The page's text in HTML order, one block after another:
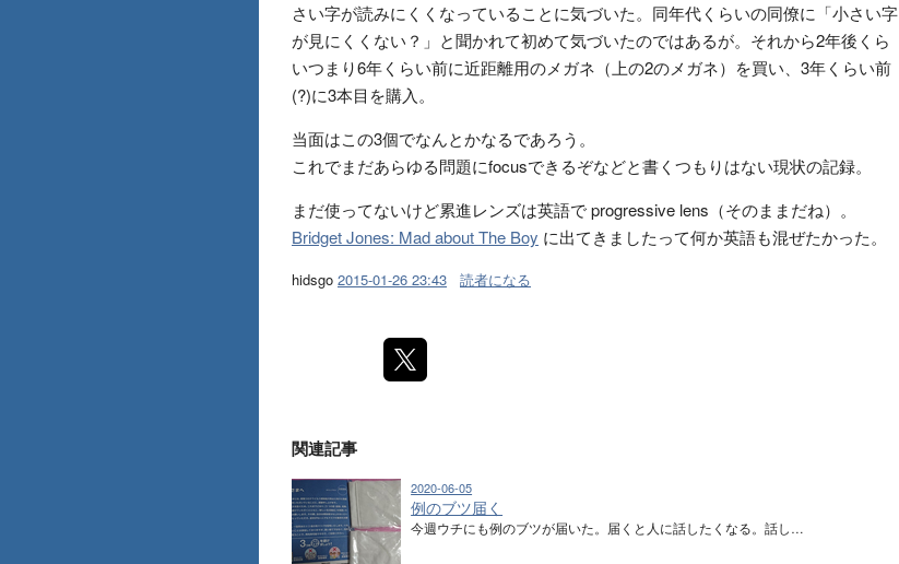
さい字が読みにくくなっていることに気づいた。同年代くらいの同僚に「小さい字
が見にくくない？」と聞かれて初めて気づいたのではあるが。それから2年後くら
いつまり6年くらい前に近距離用のメガネ（上の2のメガネ）を買い、3年くらい前
(?)に3本目を購入。
当面はこの3個でなんとかなるであろう。
これでまだあらゆる問題にfocusできるぞなどと書くつもりはない現状の記録。
まだ使ってないけど累進レンズは英語で progressive lens（そのままだね）。
Bridget Jones: Mad about The Boy に出てきましたって何か英語も混ぜたかった。
hidsgo 2015-01-26 23:43 読者になる
関連記事
2020-06-05
例のブツ届く
今週ウチにも例のブツが届いた。届くと人に話したくなる。話し…